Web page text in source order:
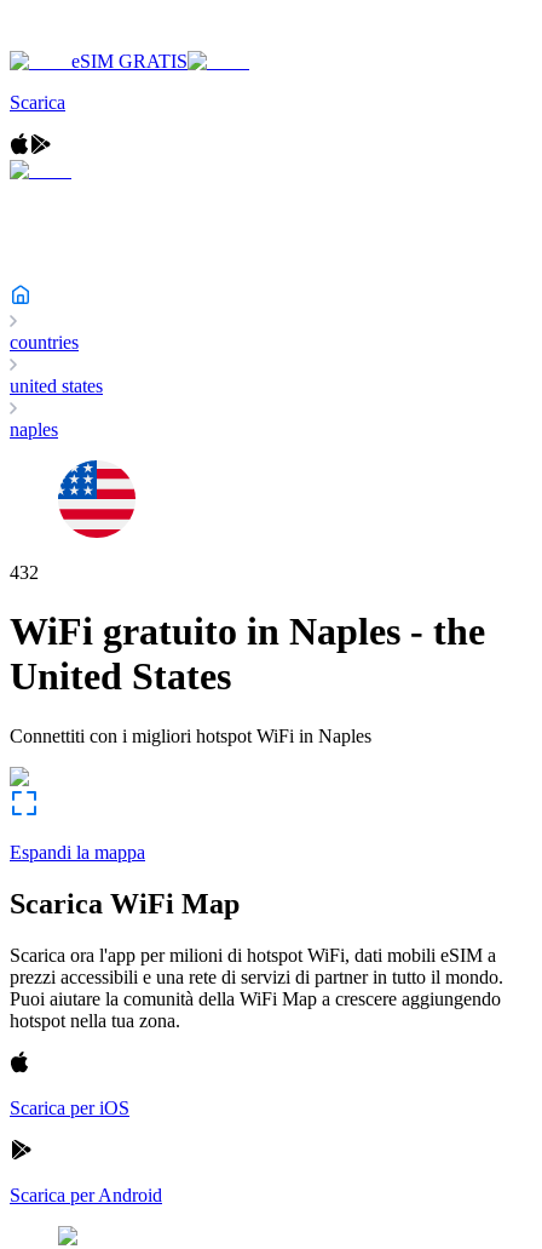
eSIM GRATIS
Scarica
countries
united states
naples
432
WiFi gratuito in Naples - the
United States
Connettiti con i migliori hotspot WiFi in Naples
Espandi la mappa
Scarica WiFi Map
Scarica ora l'app per milioni di hotspot WiFi, dati mobili eSIM a
prezzi accessibili e una rete di servizi di partner in tutto il mondo.
Puoi aiutare la comunità della WiFi Map a crescere aggiungendo
hotspot nella tua zona.
Scarica per iOS
Scarica per Android